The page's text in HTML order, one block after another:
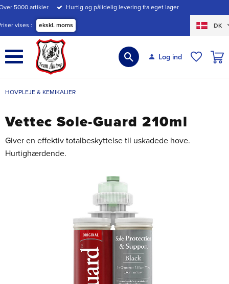
Menu
5000 artikler Hurtig og pålidelig levering fra eget lager
vises ekskl. moms DK
Log ind
HOVPLEJE & KEMIKALIER
Vettec Sole-Guard 210ml
Giver en effektiv totalbeskyttelse til uskadede hove.
Hurtighærdende.